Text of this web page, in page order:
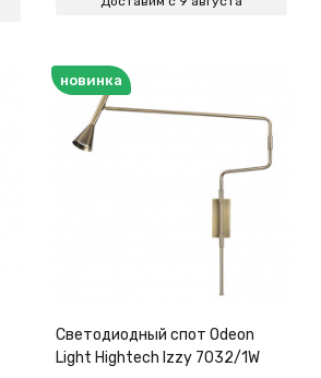
новинка
Светодиодный спот Odeon
Light Hightech Izzy 7032/1W